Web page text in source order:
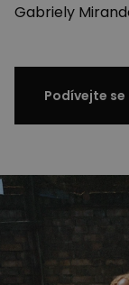
Gabriely
Podívejte se